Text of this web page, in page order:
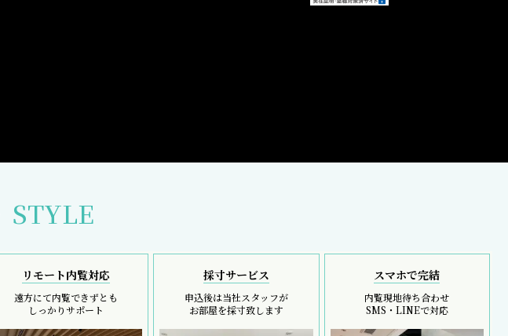
STYLE
リモート内覧対応
遠方にて内覧できずとも
しっかりサポート
採寸サービス
申込後は当社スタッフが
お部屋を採寸致します
スマホで完結
内覧現地待ち合わせ
SMS・LINEで対応